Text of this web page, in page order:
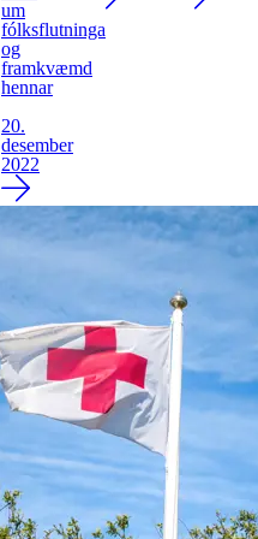
um
fólksflutninga
og
framkvæmd
hennar
20.
desember
2022